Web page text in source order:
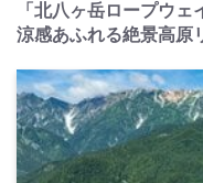
「北八ヶ岳ロープウェ
涼感あふれる絶景高原